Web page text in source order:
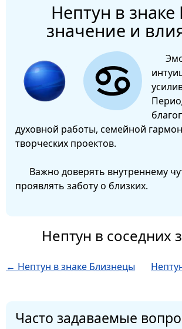
Нептун в знаке
значение и
духовной работы, семейной
творческих проектов.
Важно доверять внутреннему
проявлять заботу о близких.
Нептун в соседних
← Нептун в знаке Близнецы
Часто задаваемые